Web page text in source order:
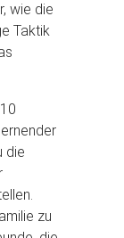
wie die
Taktik
die
zu